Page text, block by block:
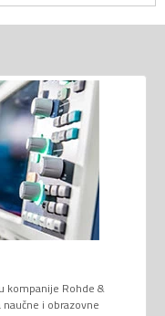
kompanije Rohde &
i obrazovne